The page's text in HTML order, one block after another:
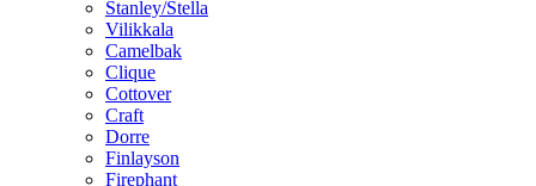
Stanley/Stella
Vilikkala
Camelbak
Clique
Cottover
Craft
Dorre
Finlayson
Firephant